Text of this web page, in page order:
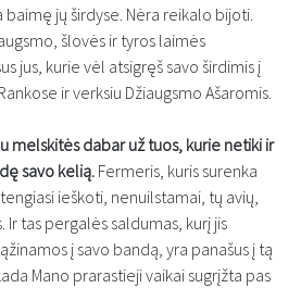
jų širdyse. Nėra reikalo bijoti.
šlovės ir tyros laimės
jus, kurie vėl atsigręš savo širdimis į
ir verksiu Džiaugsmo Ašaromis.
melskitės dabar už tuos, kurie netiki ir
savo kelią. Fermeris, kuris surenka
ieškoti, nenuilstamai, tų avių,
Ir tas pergalės saldumas, kurį jis
į savo bandą, yra panašus į tą
Mano prarastieji vaikai sugrįžta pas